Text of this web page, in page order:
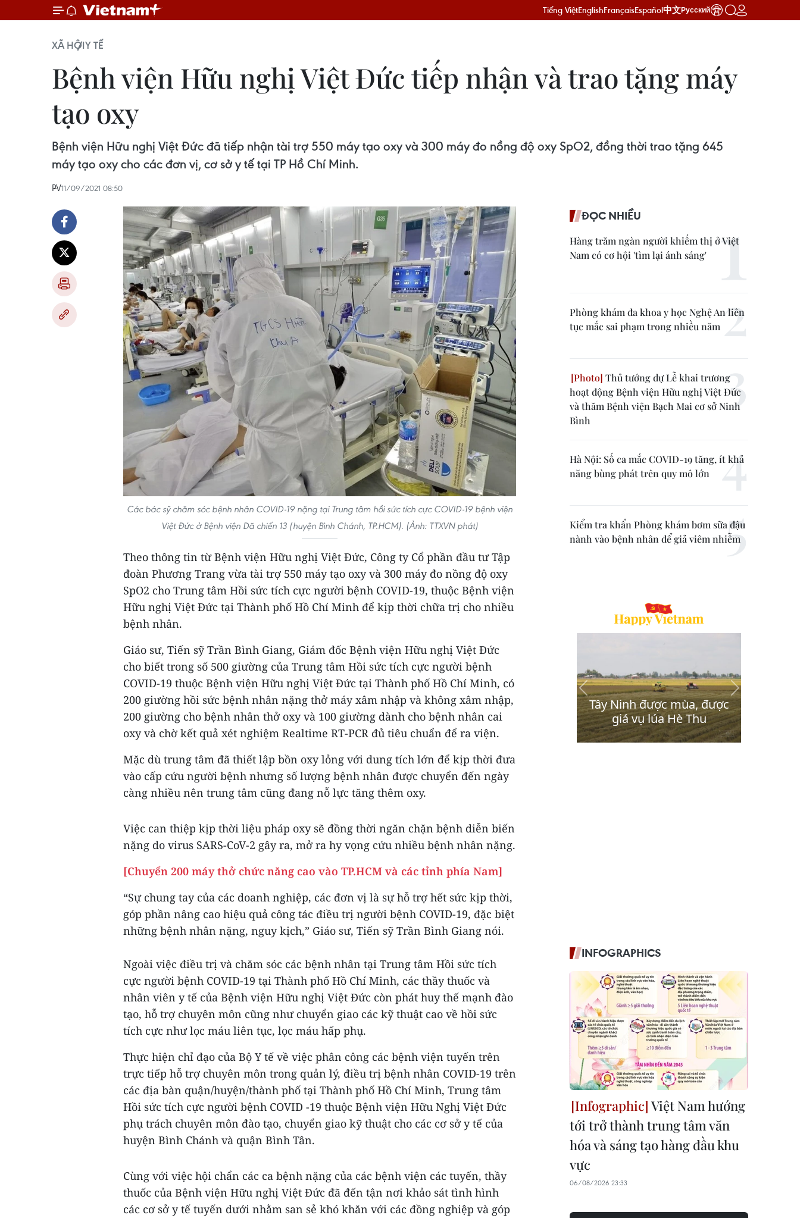
Tiếng ViệtEnglishFrançaisEspañol中文Русский
XÃ HỘIY TẾ
Bệnh viện Hữu nghị Việt Đức tiếp nhận và trao tặng máy
tạo oxy
Bệnh viện Hữu nghị Việt Đức đã tiếp nhận tài trợ 550 máy tạo oxy và 300 máy đo nồng độ oxy SpO2, đồng thời trao tặng 645
máy tạo oxy cho các đơn vị, cơ sở y tế tại TP Hồ Chí Minh.
PV11/09/2021 08:50
Các bác sỹ chăm sóc bệnh nhân COVID-19 nặng tại Trung tâm hồi sức tích cực COVID-19 bệnh viện
Việt Đức ở Bệnh viện Dã chiến 13 (huyện Bình Chánh, TP.HCM). (Ảnh: TTXVN phát)
Theo thông tin từ Bệnh viện Hữu nghị Việt Đức, Công ty Cổ phần đầu tư Tập
đoàn Phương Trang vừa tài trợ 550 máy tạo oxy và 300 máy đo nồng độ oxy
SpO2 cho Trung tâm Hồi sức tích cực người bệnh COVID-19, thuộc Bệnh viện
Hữu nghị Việt Đức tại Thành phố Hồ Chí Minh để kịp thời chữa trị cho nhiều
bệnh nhân.
Giáo sư, Tiến sỹ Trần Bình Giang, Giám đốc Bệnh viện Hữu nghị Việt Đức
cho biết trong số 500 giường của Trung tâm Hồi sức tích cực người bệnh
COVID-19 thuộc Bệnh viện Hữu nghị Việt Đức tại Thành phố Hồ Chí Minh, có
200 giường hồi sức bệnh nhân nặng thở máy xâm nhập và không xâm nhập,
200 giường cho bệnh nhân thở oxy và 100 giường dành cho bệnh nhân cai
oxy và chờ kết quả xét nghiệm Realtime RT-PCR đủ tiêu chuẩn để ra viện.
Mặc dù trung tâm đã thiết lập bồn oxy lỏng với dung tích lớn để kịp thời đưa
vào cấp cứu người bệnh nhưng số lượng bệnh nhân được chuyển đến ngày
càng nhiều nên trung tâm cũng đang nỗ lực tăng thêm oxy.
Việc can thiệp kịp thời liệu pháp oxy sẽ đồng thời ngăn chặn bệnh diễn biến
nặng do virus SARS-CoV-2 gây ra, mở ra hy vọng cứu nhiều bệnh nhân nặng.
[Chuyển 200 máy thở chức năng cao vào TP.HCM và các tỉnh phía Nam]
“Sự chung tay của các doanh nghiệp, các đơn vị là sự hỗ trợ hết sức kịp thời,
góp phần nâng cao hiệu quả công tác điều trị người bệnh COVID-19, đặc biệt
những bệnh nhân nặng, nguy kịch,” Giáo sư, Tiến sỹ Trần Bình Giang nói.
Ngoài việc điều trị và chăm sóc các bệnh nhân tại Trung tâm Hồi sức tích
cực người bệnh COVID-19 tại Thành phố Hồ Chí Minh, các thầy thuốc và
nhân viên y tế của Bệnh viện Hữu nghị Việt Đức còn phát huy thế mạnh đào
tạo, hỗ trợ chuyên môn cũng như chuyển giao các kỹ thuật cao về hồi sức
tích cực như lọc máu liên tục, lọc máu hấp phụ.
Thực hiện chỉ đạo của Bộ Y tế về việc phân công các bệnh viện tuyến trên
trực tiếp hỗ trợ chuyên môn trong quản lý, điều trị bệnh nhân COVID-19 trên
các địa bàn quận/huyện/thành phố tại Thành phố Hồ Chí Minh, Trung tâm
Hồi sức tích cực người bệnh COVID -19 thuộc Bệnh viện Hữu Nghị Việt Đức
phụ trách chuyên môn đào tạo, chuyển giao kỹ thuật cho các cơ sở y tế của
huyện Bình Chánh và quận Bình Tân.
Cùng với việc hội chẩn các ca bệnh nặng của các bệnh viện các tuyến, thầy
thuốc của Bệnh viện Hữu nghị Việt Đức đã đến tận nơi khảo sát tình hình
các cơ sở y tế tuyến dưới nhằm san sẻ khó khăn với các đồng nghiệp và góp
ĐỌC NHIỀU
Hàng trăm ngàn người khiếm thị ở Việt
Nam có cơ hội 'tìm lại ánh sáng'
Phòng khám đa khoa y học Nghệ An liên
tục mắc sai phạm trong nhiều năm
Thủ tướng dự Lễ khai trương
hoạt động Bệnh viện Hữu nghị Việt Đức
và thăm Bệnh viện Bạch Mai cơ sở Ninh
Bình
Hà Nội: Số ca mắc COVID-19 tăng, ít khả
năng bùng phát trên quy mô lớn
Kiểm tra khẩn Phòng khám bơm sữa đậu
nành vào bệnh nhân để giả viêm nhiễm
INFOGRAPHICS
Việt Nam hướng
tới trở thành trung tâm văn
hóa và sáng tạo hàng đầu khu
vực
06/08/2026 23:33